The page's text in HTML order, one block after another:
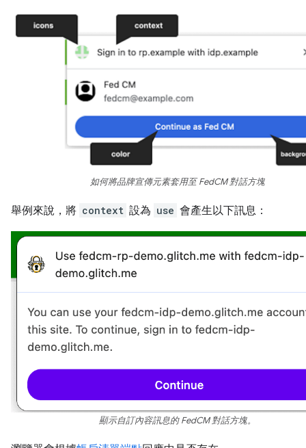
如何將品牌宣傳元素套用至 FedCM 對話方塊
舉例來說，將 context 設為 use 會產生以下訊息：
顯示自訂內容訊息的 FedCM 對話方塊。